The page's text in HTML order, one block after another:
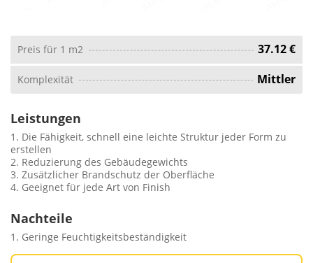
Preis für 1 m2 37.12 €
Komplexität Mittler
Leistungen
1. Die Fähigkeit, schnell eine leichte Struktur jeder Form zu
erstellen
2. Reduzierung des Gebäudegewichts
3. Zusätzlicher Brandschutz der Oberfläche
4. Geeignet für jede Art von Finish
Nachteile
1. Geringe Feuchtigkeitsbeständigkeit